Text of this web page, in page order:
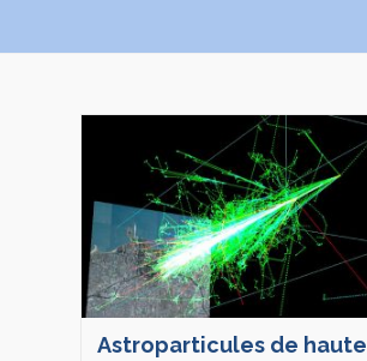
Astroparticules de haute